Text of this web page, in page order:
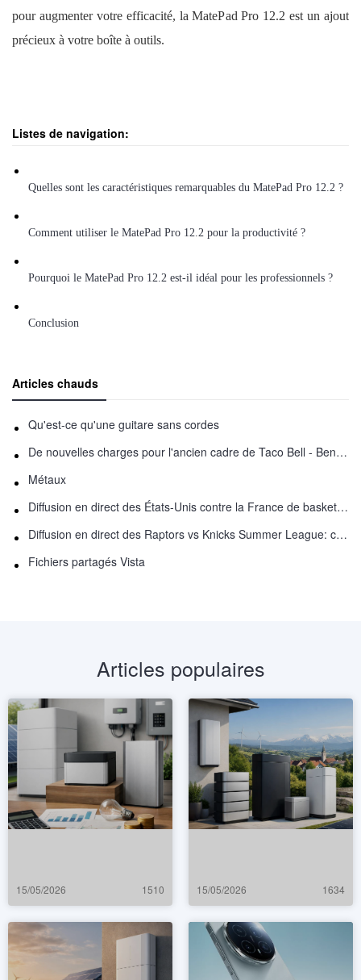
pour augmenter votre efficacité, la MatePad Pro 12.2 est un ajout
précieux à votre boîte à outils.
Listes de navigation:
Quelles sont les caractéristiques remarquables du MatePad Pro 12.2 ?
Comment utiliser le MatePad Pro 12.2 pour la productivité ?
Pourquoi le MatePad Pro 12.2 est-il idéal pour les professionnels ?
Conclusion
Articles chauds
Qu'est-ce qu'une guitare sans cordes
De nouvelles charges pour l'ancien cadre de Taco Bell - Benjamin Golden - dans Uber fracas
Métaux
Diffusion en direct des États-Unis contre la France de basket-ball : comment regarder en ligne
Diffusion en direct des Raptors vs Knicks Summer League: comment regarder
Fichiers partagés Vista
Articles populaires
15/05/2026 1510 15/05/2026 1634